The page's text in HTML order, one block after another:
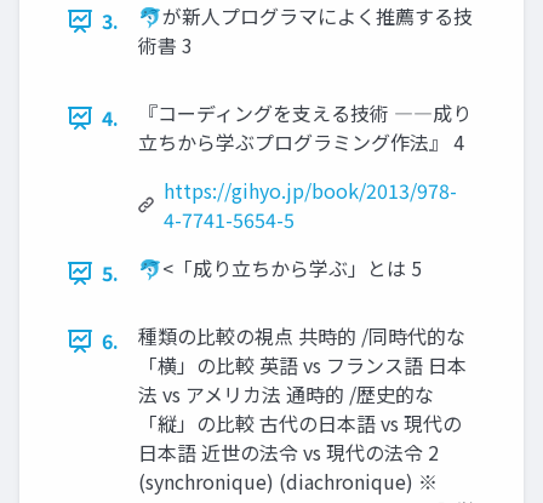
3.
🐬が新人プログラマによく推薦する技
術書 3
4.
『コーディングを支える技術 ―⁠―成り
立ちから学ぶプログラミング作法』 4
https://gihyo.jp/book/2013/978-
4-7741-5654-5
5.
🐬<「成り立ちから学ぶ」とは 5
6.
種類の比較の視点 共時的 /同時代的な
「横」の比較 英語 vs フランス語 日本
法 vs アメリカ法 通時的 /歴史的な
「縦」の比較 古代の日本語 vs 現代の
日本語 近世の法令 vs 現代の法令 2
(synchronique) (diachronique) ※